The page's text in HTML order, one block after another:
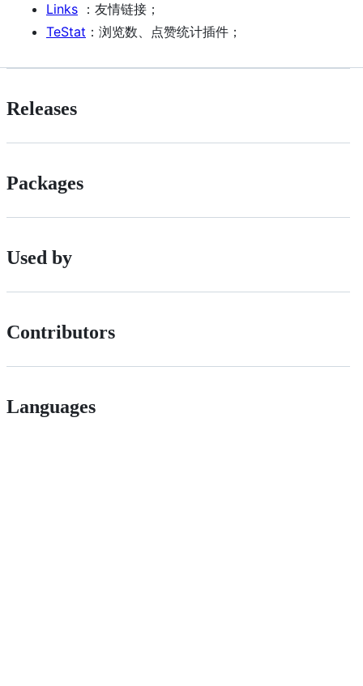
Links ：友情链接；
TeStat ：浏览数、点赞统计插件；
Releases
Packages
Used by
Contributors
Languages